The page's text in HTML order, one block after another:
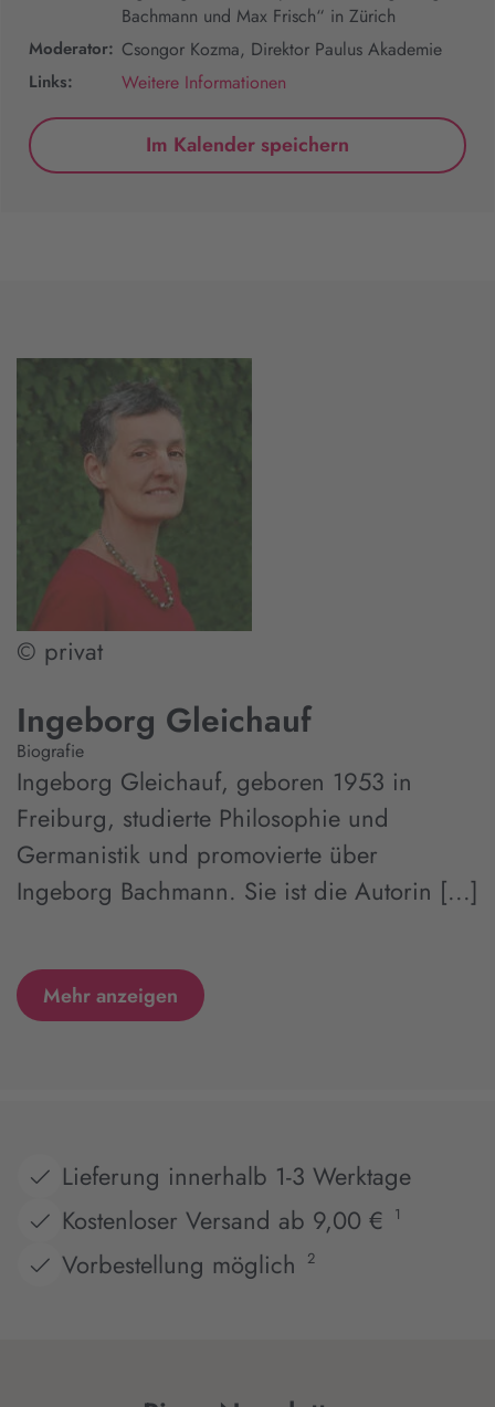
Bachmann und Max Frisch“ in Zürich
Moderator: Csongor Kozma, Direktor Paulus Akademie
Links: Weitere Informationen
Im Kalender speichern
© privat
Ingeborg Gleichauf
Biografie
Ingeborg Gleichauf, geboren 1953 in
Freiburg, studierte Philosophie und
Germanistik und promovierte über
Ingeborg Bachmann. Sie ist die Autorin [...]
Mehr anzeigen
Lieferung innerhalb 1-3 Werktage
Kostenloser Versand ab 9,00 €
1
Vorbestellung möglich 2